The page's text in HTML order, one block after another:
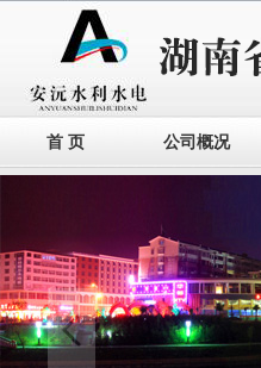
首 页 公司概况